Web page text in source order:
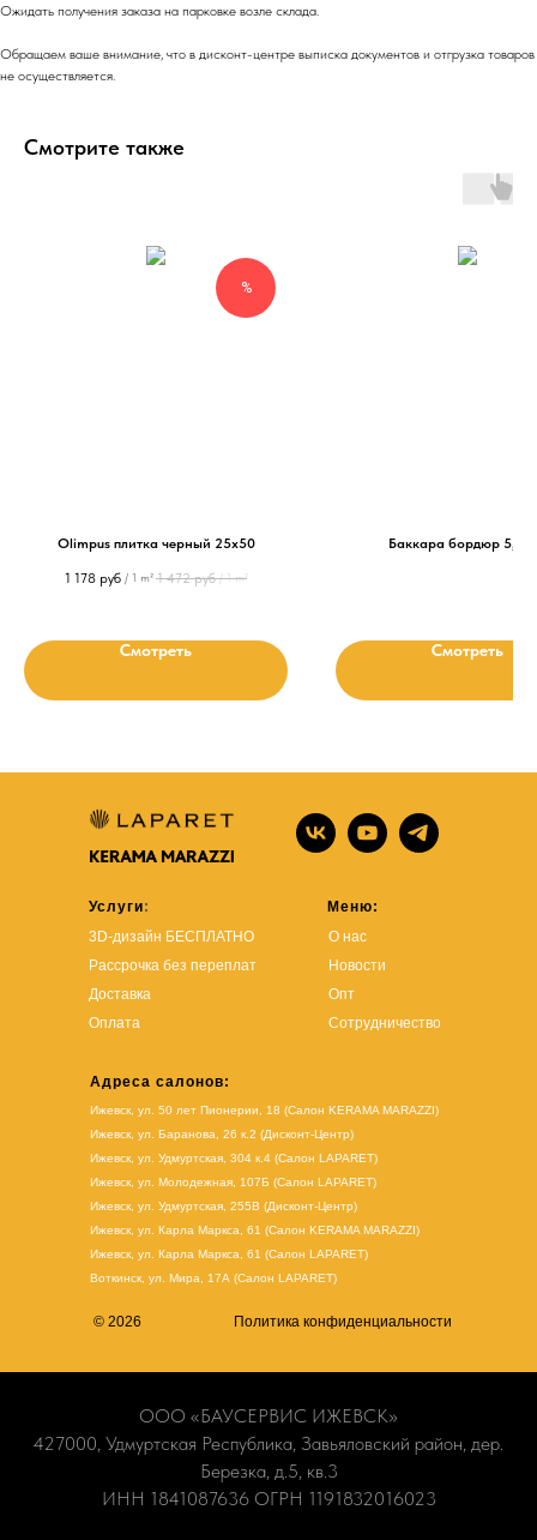
Ожидать получения заказа на парковке возле склада.
Обращаем ваше внимание, что в дисконт-центре выписка документов и отгрузка товаров
не осуществляется.
Смотрите также
%
Olimpus плитка черный 25х50
1 178 руб / 1 m² 1 472 руб / 1 m²
Смотреть
Баккара бордюр
Смотреть
Услуги:
3D-дизайн БЕСПЛАТНО
Рассрочка без переплат
Доставка
Оплата
Меню:
О нас
Новости
Опт
Сотрудничество
Адреса салонов:
Ижевск, ул. 50 лет Пионерии, 18 (Салон KERAMA MARAZZI)
Ижевск, ул. Баранова, 26 к.2 (Дисконт-Центр)
Ижевск, ул. Удмуртская, 304 к.4 (Салон LAPARET)
Ижевск, ул. Молодежная, 107Б (Салон LAPARET)
Ижевск, ул. Удмуртская, 255В (Дисконт-Центр)
Ижевск, ул. Карла Маркса, 61 (Салон KERAMA MARAZZI)
Ижевск, ул. Карла Маркса, 61 (Салон LAPARET)
Воткинск, ул. Мира, 17А (Салон LAPARET)
© 2026 Политика конфиденциальности
ООО «БАУСЕРВИС ИЖЕВСК»
427000, Удмуртская Республика, Завьяловский район, дер.
Березка, д.5, кв.3
ИНН 1841087636 ОГРН 1191832016023